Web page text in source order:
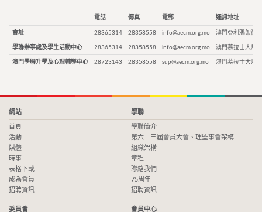
電話 傳真 電郵 通訊地址
會址 28365314 28358558 info@aecm.org.mo 澳門亞利鴉架街9
學聯辦事處及學生活動中心 28365314 28358558 info@aecm.org.mo 澳門慕拉士大馬
澳門學聯升學及心理輔導中心 28723143 28358558 sup@aecm.org.mo 澳門慕拉士大馬
網站
首頁
活動
媒體
時事
表格下載
成為會員
招聘資訊
學聯
學聯簡介
第六十三屆會員大會、理監事會架構
組織架構
章程
聯絡我們
75周年
招聘資訊
委員會 會員中心